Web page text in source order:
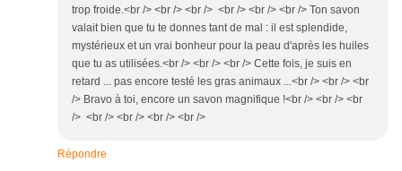
trop froide.<br /> <br /> <br /> <br /> <br /> <br /> Ton savon
valait bien que tu te donnes tant de mal : il est splendide,
mystérieux et un vrai bonheur pour la peau d'après les huiles
que tu as utilisées.<br /> <br /> <br /> Cette fois, je suis en
retard ... pas encore testé les gras animaux ...<br /> <br /> <br
/> Bravo à toi, encore un savon magnifique !<br /> <br /> <br
/> <br /> <br /> <br /> <br />
Répondre